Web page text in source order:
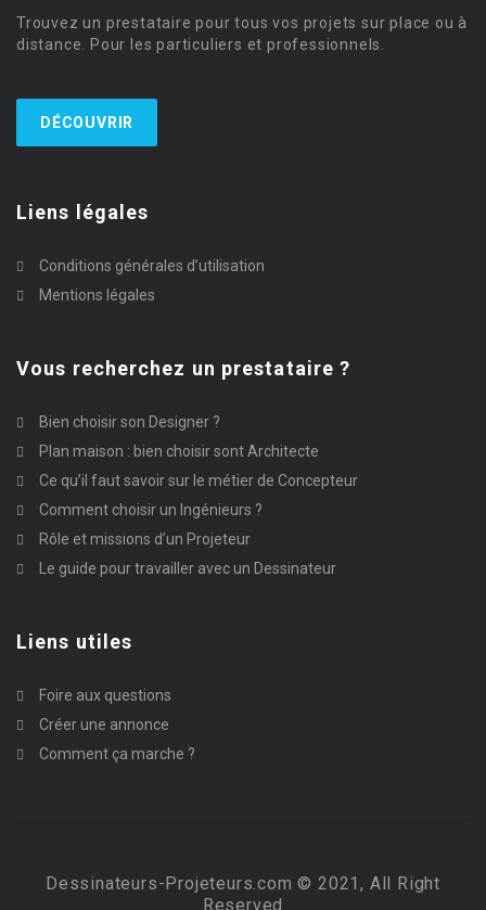
Trouvez un prestataire pour tous vos projets sur place ou à
distance. Pour les particuliers et professionnels.
DÉCOUVRIR
Liens légales
Conditions générales d’utilisation
Mentions légales
Vous recherchez un prestataire ?
Bien choisir son Designer ?
Plan maison : bien choisir sont Architecte
Ce qu’il faut savoir sur le métier de Concepteur
Comment choisir un Ingénieurs ?
Rôle et missions d’un Projeteur
Le guide pour travailler avec un Dessinateur
Liens utiles
Foire aux questions
Créer une annonce
Comment ça marche ?
Dessinateurs-Projeteurs.com © 2021, All Right
Reserved